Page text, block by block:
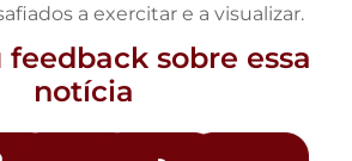
a exercitar e a visualizar.
feedback sobre essa
notícia